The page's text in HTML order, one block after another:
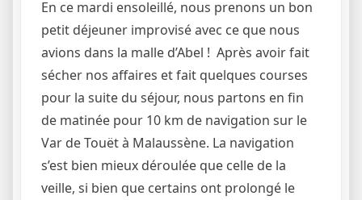
En ce mardi ensoleillé, nous prenons un bon
petit déjeuner improvisé avec ce que nous
avions dans la malle d’Abel ! Après avoir fait
sécher nos affaires et fait quelques courses
pour la suite du séjour, nous partons en fin
de matinée pour 10 km de navigation sur le
Var de Touët à Malaussène. La navigation
s’est bien mieux déroulée que celle de la
veille, si bien que certains ont prolongé le